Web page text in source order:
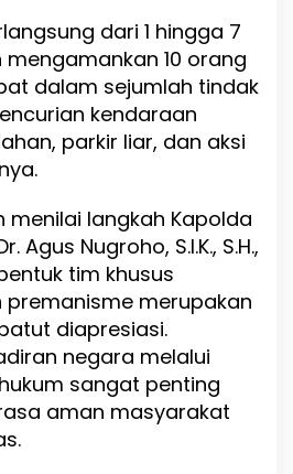
e
m
a
n
i
s
m
e
m
i
K
e
a
a
n
a
dari 1 hingga 7
mengamankan 10 orang
dalam sejumlah tindak
kendaraan
parkir liar, dan aksi
menilai langkah Kapolda
Agus Nugroho, S.I.K., S.H.,
tim khusus
merupakan
diapresiasi.
negara melalui
sangat penting
aman masyarakat